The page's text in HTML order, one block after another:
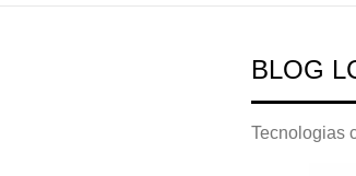
BLOG
Tecnologias